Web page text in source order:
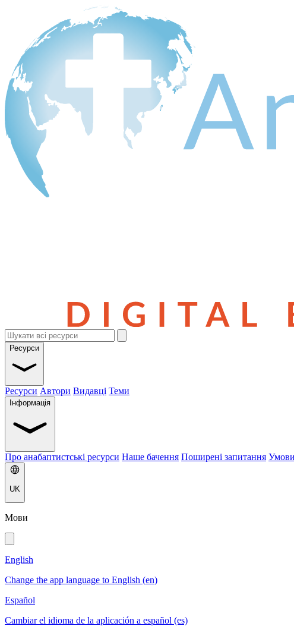
Ресурси
Ресурси Автори Видавці Теми
Інформація
Про анабаптистські ресурси Наше бачення Поширені запитання
UK
Мови
English
Change the app language to English (en)
Español
Cambiar el idioma de la aplicación a español (es)